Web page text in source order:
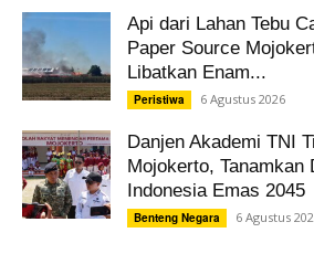
Api dari Lahan Tebu
Paper Source
Libatkan Enam...
Peristiwa 6 Agustus 2026
Danjen Akademi TNI
Mojokerto, Tanamkan
Indonesia Emas 2045
Benteng Negara 6 Agustus